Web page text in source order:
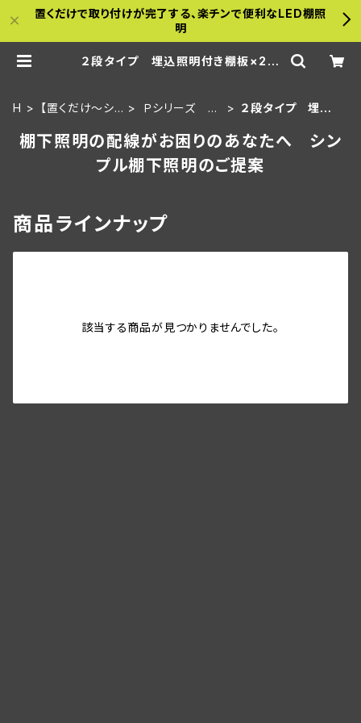
置くだけで取り付けが完了する、楽チンで便利なLED棚照
明
２段タイプ 埋込照明付き棚板×2枚
H
M
【置くだけ～シリ
用セット
Ｐシリーズ 30
カタイプ
２段タイプ 埋込
＋棚板
棚下照明の配線がお困りのあなたへ シン
プル棚下照明のご提案
商品ラインナップ
該当する商品が見つかりませんでした。